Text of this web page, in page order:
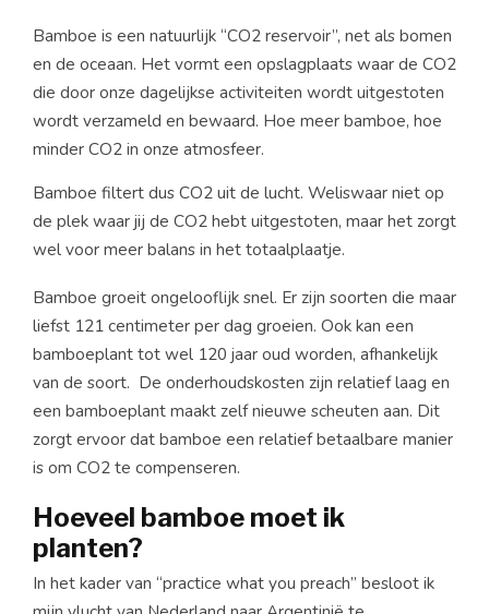
Bamboe is een natuurlijk “CO2 reservoir”, net als bomen
en de oceaan. Het vormt een opslagplaats waar de CO2
die door onze dagelijkse activiteiten wordt uitgestoten
wordt verzameld en bewaard. Hoe meer bamboe, hoe
minder CO2 in onze atmosfeer.
Bamboe filtert dus CO2 uit de lucht. Weliswaar niet op
de plek waar jij de CO2 hebt uitgestoten, maar het zorgt
wel voor meer balans in het totaalplaatje.
Bamboe groeit ongelooflijk snel. Er zijn soorten die maar
liefst 121 centimeter per dag groeien. Ook kan een
bamboeplant tot wel 120 jaar oud worden, afhankelijk
van de soort. De onderhoudskosten zijn relatief laag en
een bamboeplant maakt zelf nieuwe scheuten aan. Dit
zorgt ervoor dat bamboe een relatief betaalbare manier
is om CO2 te compenseren.
Hoeveel bamboe moet ik
planten?
In het kader van “practice what you preach” besloot ik